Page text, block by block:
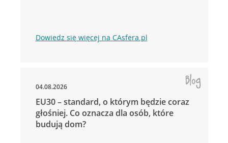
Dowiedz się więcej na CAsfera.pl
04.08.2026
EU30 – standard, o którym będzie coraz
głośniej. Co oznacza dla osób, które
budują dom?